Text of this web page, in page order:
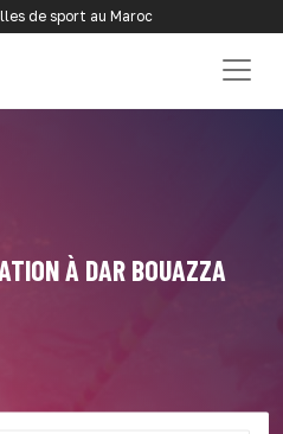
de sport au Maroc
À DAR BOUAZZA